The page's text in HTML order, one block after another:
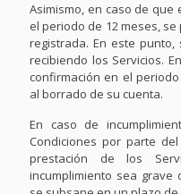
Asimismo, en caso de
el periodo de 12 meses,
registrada. En este
recibiendo los Servicios.
confirmación en el
al borrado de su cuenta.
En caso de
Condiciones por parte
prestación de los
incumplimiento sea grave